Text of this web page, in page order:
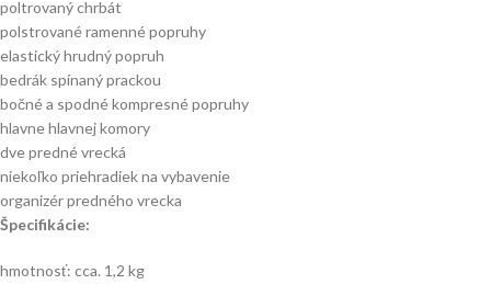
poltrovaný chrbát
polstrované ramenné popruhy
elastický hrudný popruh
bedrák spínaný prackou
bočné a spodné kompresné popruhy
hlavne hlavnej komory
dve predné vrecká
niekoľko priehradiek na vybavenie
organizér predného vrecka
Špecifikácie:
hmotnosť: cca. 1,2 kg